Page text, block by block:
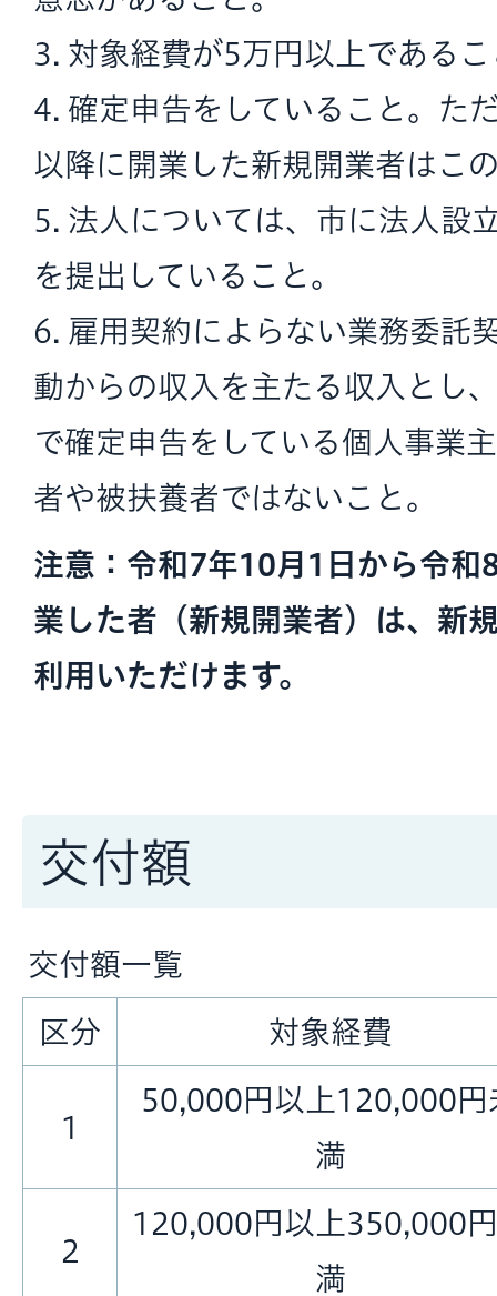
3. 対象経費が5万円以上である
4. 確定申告をしていること。た
以降に開業した新規開業者はこ
5. 法人については、市に法人設
を提出していること。
6. 雇用契約によらない業務委託
動からの収入を主たる収入とし
で確定申告をしている個人事業
者や被扶養者ではないこと。
注意：令和7年10月1日から令和
業した者（新規開業者）は、新
利用いただけます。
交付額
交付額一覧
区分 対象経費
1
50,000円以上120,000円
満
2
120,000円以上350,000
満